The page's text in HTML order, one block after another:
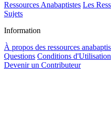
Ressources Anabaptistes Les
Sujets
Information
À propos des ressources
Questions Conditions d'Utilisation
Devenir un Contributeur